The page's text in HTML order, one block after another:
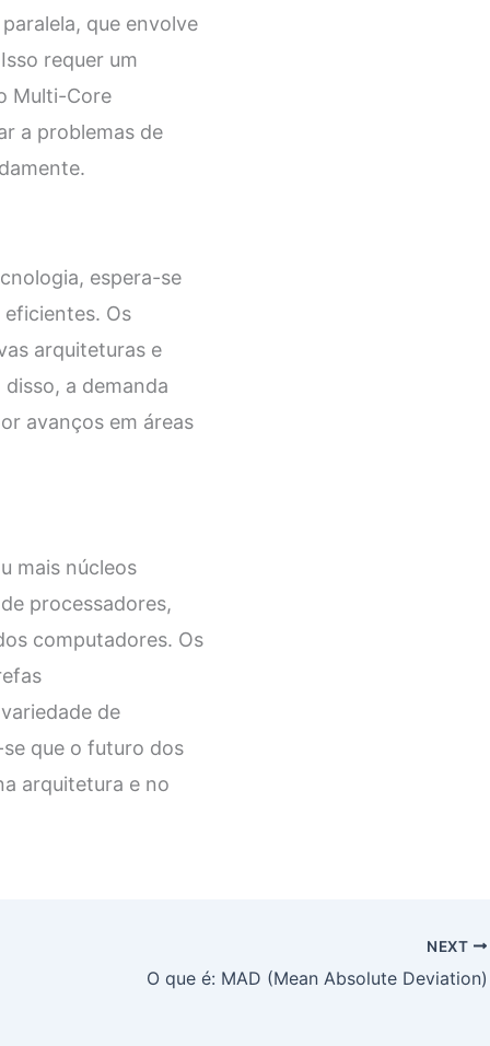
que envolve
requer um
Multi-Core
a problemas de
espera-se
Os
arquiteturas e
a demanda
avanços em áreas
mais núcleos
processadores,
computadores. Os
de
que o futuro dos
arquitetura e no
NEXT
O que é: MAD (Mean Absolute Deviation)